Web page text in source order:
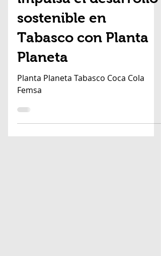
Coca-Cola Femsa
impulsa el desarrollo
sostenible en
Planeta
Planta Planeta Tabasco Coca Cola
Femsa